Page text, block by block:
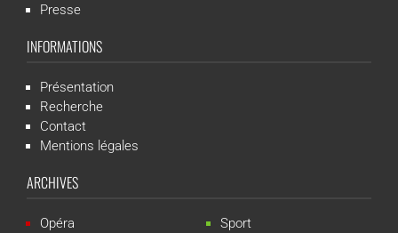
Presse
INFORMATIONS
Présentation
Recherche
Contact
Mentions légales
ARCHIVES
Opéra
Sport